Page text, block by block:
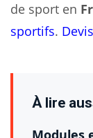
de sport en
sportifs.
À lire
Modules